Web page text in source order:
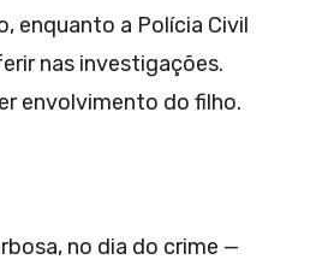
enquanto a Polícia Civil
nas investigações.
envolvimento do filho.
no dia do crime —